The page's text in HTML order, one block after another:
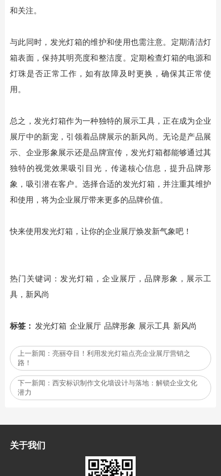
和关注。
与此同时， 发光灯箱的维护和使用也需注意。定期清洁灯
箱表面，保持其明亮度和整洁度。定期检查灯箱的电源和
灯珠是否正常工作，如有故障及时更换，确保其正常使
用。
总之， 发光灯箱作为一种独特的展示工具，正在成为企业
展厅中的新宠，引领着品牌展示的新风尚。无论是产品展
示、企业形象展示还是品牌宣传， 发光灯箱都能够通过其
独特的视觉效果吸引目光，传递核心信息，提升品牌形
象，吸引潜在客户。选择合适的发光灯箱 ，并注重其维护
和使用，将为企业展厅带来更多的品牌价值。
快来使用发光灯箱 ，让你的企业展厅焕发新气象吧！
热门关键词：发光灯箱 ，企业展厅，品牌形象，展示工
具，新风尚
标签： 发光灯箱 企业展厅 品牌形象 展示工具 新风尚
上一新闻： 亮丽夺目！利用发光灯箱点亮企业展厅营销之
路！
下一新闻： 西安标识制作文化墙设计与落地：解锁企业文化
潜力
关于我们